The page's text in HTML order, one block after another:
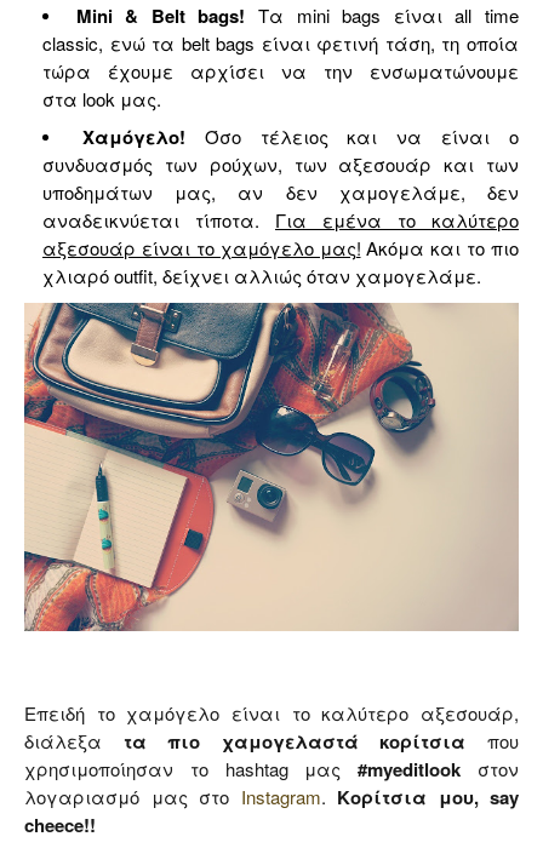
Mini & Belt bags! Τα mini bags είναι all time
classic, ενώ τα belt bags είναι φετινή τάση, τη οποία
τώρα έχουμε αρχίσει να την ενσωματώνουμε
στα look μας.
Χαμόγελο! Όσο τέλειος και να είναι ο
συνδυασμός των ρούχων, των αξεσουάρ και των
υποδημάτων μας, αν δεν χαμογελάμε, δεν
αναδεικνύεται τίποτα. Για εμένα το καλύτερο
αξεσουάρ είναι το χαμόγελο μας! Ακόμα και το πιο
χλιαρόoutfit, δείχνει αλλιώς όταν χαμογελάμε.
Επειδή το χαμόγελο είναι το καλύτερο αξεσουάρ,
διάλεξα
τα πιο χαμογελαστά κορίτσια
που
χρησιμοποίησαν το
hashtag μας #myeditlook
στον
λογαριασμό μας στο Instagram. Κορίτσια μου, say
cheece!!